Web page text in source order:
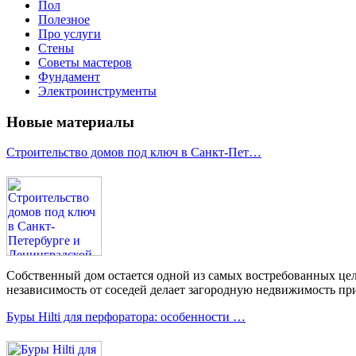
Пол
Полезное
Про услуги
Стены
Советы мастеров
Фундамент
Электроинструменты
Новые материалы
Строительство домов под ключ в Санкт-Пет…
Собственный дом остается одной из самых востребованных
независимость от соседей делает загородную недвижимость
Буры Hilti для перфоратора: особенности …